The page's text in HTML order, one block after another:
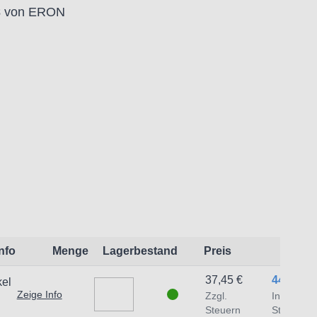
von ERON
geeignet.
1,7051 HR Varsseveld/ Netherlands,
Menge Lagerbestand Preis
Zeige Info
44,57 €
Inkl.
Steuern
37,45 €
Zzgl.
Steuern